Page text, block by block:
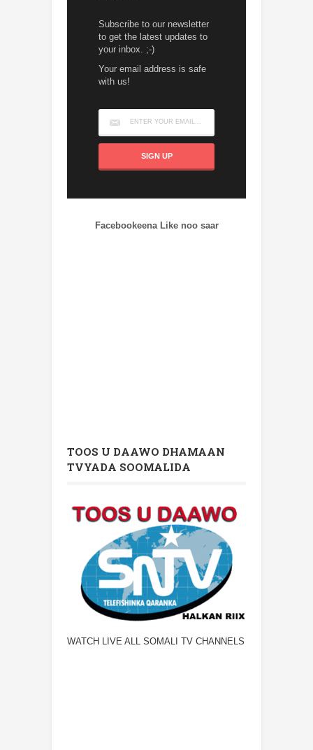
Subscribe to our newsletter
to get the latest updates to
your inbox. ;-)
Your email address is safe
with us!
Facebookeena Like noo saar
TOOS U DAAWO DHAMAAN
TVYADA SOOMALIDA
WATCH LIVE ALL SOMALI TV CHANNELS